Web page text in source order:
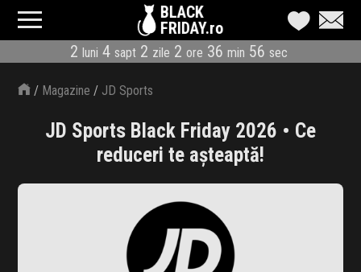
BLACK
FRIDAY.ro
2 luni 4 sapt 2 zile 2 ore 36 min 55 sec
CATEGORII
MAGAZINE
ÎNSCRIE MAGAZIN
LIVE BLOG
CODURI REDUCERE
/ Magazine / JD Sports
JD Sports Black Friday 2026 • Ce
reduceri te așteaptă!